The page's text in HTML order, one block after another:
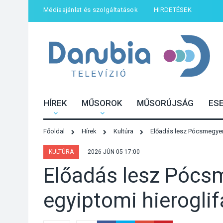
Médiaajánlat és szolgáltatások HIRDETÉSEK
HÍREK MŰSOROK MŰSORÚJSÁG
Főoldal Hírek Kultúra Előadás lesz
KULTÚRA 2026 JÚN 05 17:00
Előadás lesz
egyiptomi